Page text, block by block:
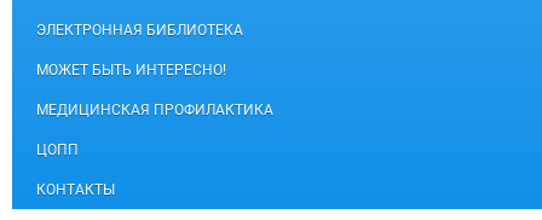
ЭЛЕКТРОННАЯ БИБЛИОТЕКА
МОЖЕТ БЫТЬ ИНТЕРЕСНО!
МЕДИЦИНСКАЯ ПРОФИЛАКТИКА
ЦОПП
КОНТАКТЫ